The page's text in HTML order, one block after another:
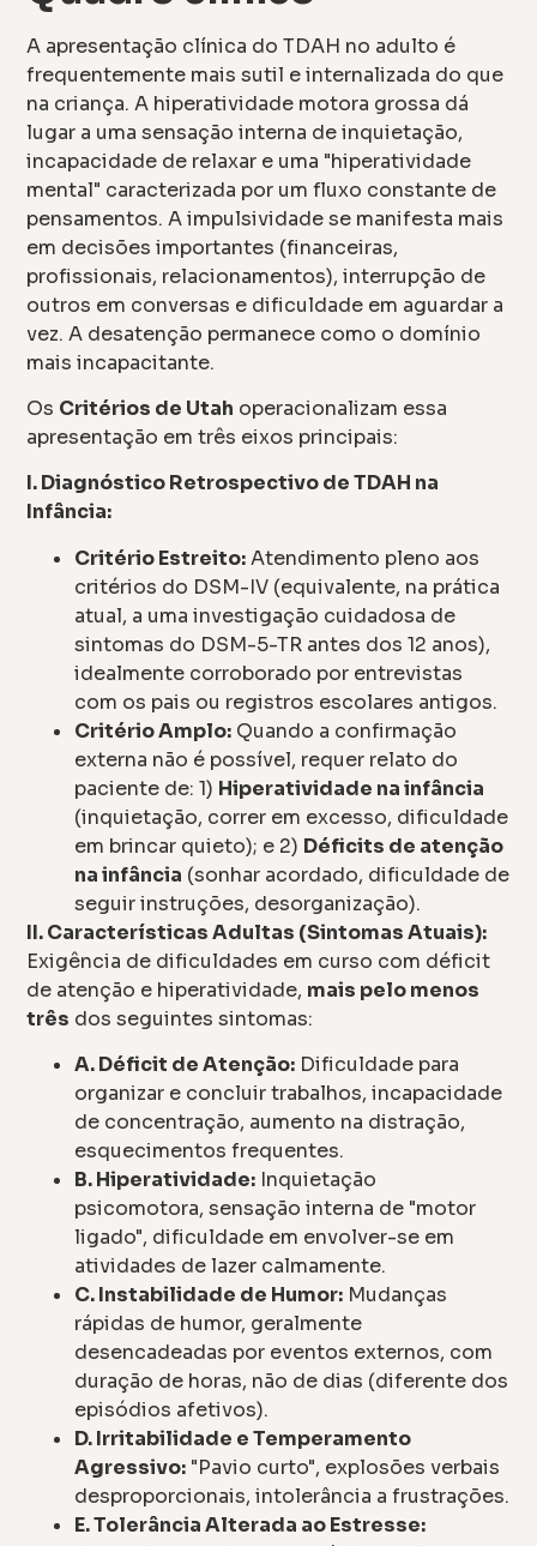
A apresentação clínica do TDAH no adulto é
frequentemente mais sutil e internalizada do que
na criança. A hiperatividade motora grossa dá
lugar a uma sensação interna de inquietação,
incapacidade de relaxar e uma "hiperatividade
mental" caracterizada por um fluxo constante de
pensamentos. A impulsividade se manifesta mais
em decisões importantes (financeiras,
profissionais, relacionamentos), interrupção de
outros em conversas e dificuldade em aguardar a
vez. A desatenção permanece como o domínio
mais incapacitante.
Os Critérios de Utah operacionalizam essa
apresentação em três eixos principais:
I. Diagnóstico Retrospectivo de TDAH na
Infância:
Critério Estreito:Atendimento pleno aos
critérios do DSM-IV (equivalente, na prática
atual, a uma investigação cuidadosa de
sintomas do DSM-5-TR antes dos 12 anos),
idealmente corroborado por entrevistas
com os pais ou registros escolares antigos.
Critério Amplo: Quando a confirmação
externa não é possível, requer relato do
paciente de: 1) Hiperatividade na infância
(inquietação, correr em excesso, dificuldade
em brincar quieto); e 2) Déficits de atenção
na infância (sonhar acordado, dificuldade de
seguir instruções, desorganização).
II. Características Adultas (Sintomas Atuais):
Exigência de dificuldades em curso com déficit
de atenção e hiperatividade, mais pelo menos
três dos seguintes sintomas:
A. Déficit de Atenção: Dificuldade para
organizar e concluir trabalhos, incapacidade
de concentração, aumento na distração,
esquecimentos frequentes.
B. Hiperatividade: Inquietação
psicomotora, sensação interna de "motor
ligado", dificuldade em envolver-se em
atividades de lazer calmamente.
C. Instabilidade de Humor: Mudanças
rápidas de humor, geralmente
desencadeadas por eventos externos, com
duração de horas, não de dias (diferente dos
episódios afetivos).
D. Irritabilidade e Temperamento
Agressivo: "Pavio curto", explosões verbais
desproporcionais, intolerância a frustrações.
E. Tolerância Alterada ao Estresse: